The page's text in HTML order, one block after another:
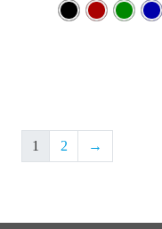
1 2 →